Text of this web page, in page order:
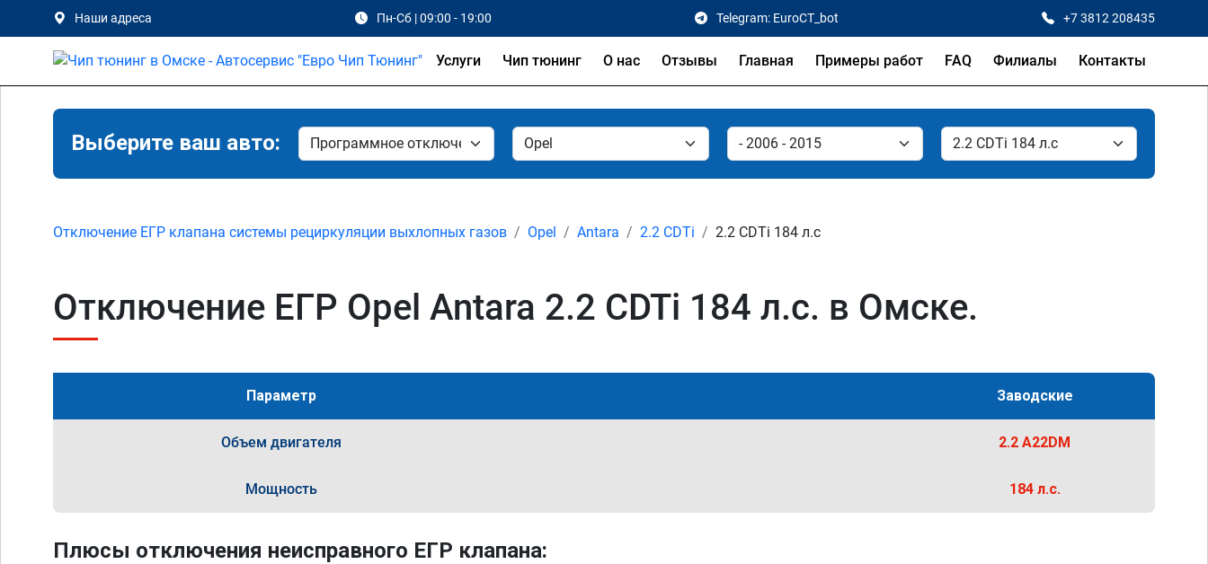
Наши адреса Пн-Сб | 09:00 - 19:00 Telegram: EuroCT_bot +7 3812 208435
Услуги Чип тюнинг О нас Отзывы Главная Примеры работ FAQ Филиалы Контакты
Выберите ваш авто:
Отключение ЕГР клапана системы рециркуляции выхлопных газов Opel Antara 2.2 CDTi 2.2 CDTi 184 л.с
Отключение ЕГР Opel Antara 2.2 CDTi 184 л.с. в Омске.
Параметр Заводские
Объем двигателя 2.2 A22DM
Мощность 184 л.с.
Плюсы отключения неисправного ЕГР клапана: